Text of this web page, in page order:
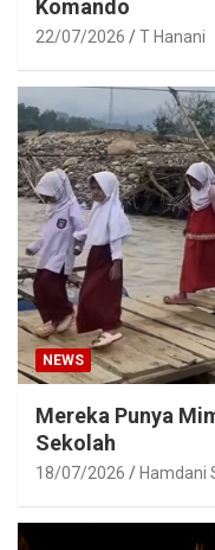
Komando
22/07/2026 T Hanani
NEWS
Mereka Punya
Sekolah
18/07/2026 Hamdani